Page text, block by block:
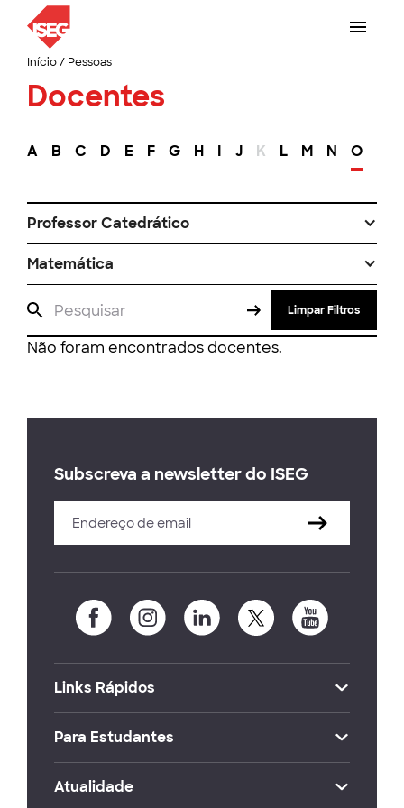
Início/ Pessoas
Docentes
A B C D E F G H I J K L M N O
Professor Catedrático
Matemática
Limpar Filtros
Não foram encontrados docentes.
Subscreva a newsletter do ISEG
Links Rápidos
Para Estudantes
Atualidade